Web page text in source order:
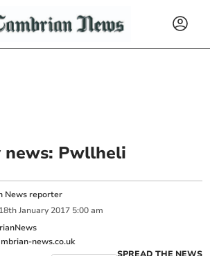
news: Pwllheli
News reporter
18th January 2017 5:00 am
news.co.uk
SPREAD THE NEWS